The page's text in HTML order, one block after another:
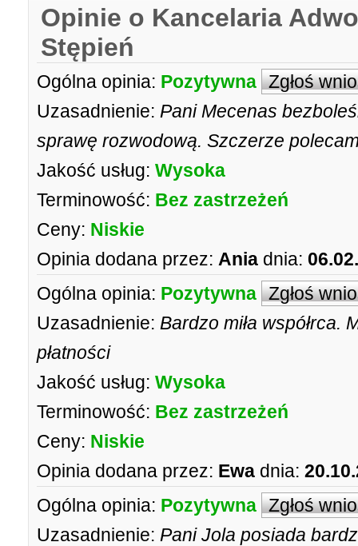
Opinie o Kancelaria
Stępień
Ogólna opinia: Pozytywna Zgłoś
Uzasadnienie: Pani Mecenas
sprawę rozwodową. Szczerze
Jakość usług: Wysoka
Terminowość: Bez zastrzeżeń
Ceny: Niskie
Opinia dodana przez: Ania dnia:
Ogólna opinia: Pozytywna Zgłoś
Uzasadnienie: Bardzo miła współrca.
płatności
Jakość usług: Wysoka
Terminowość: Bez zastrzeżeń
Ceny: Niskie
Opinia dodana przez: Ewa dnia:
Ogólna opinia: Pozytywna Zgłoś
Uzasadnienie: Pani Jola posiada